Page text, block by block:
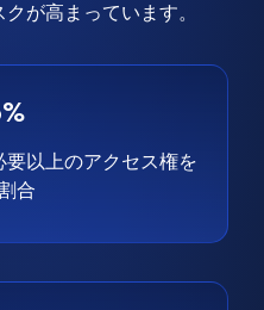
が高まっています。
要以上のアクセス権を
合